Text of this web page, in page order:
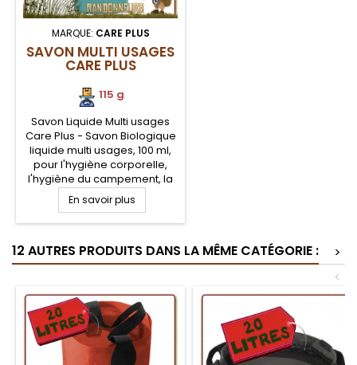
MARQUE: CARE PLUS
SAVON MULTI USAGES
CARE PLUS
115 g
Savon Liquide Multi usages
Care Plus - Savon Biologique
liquide multi usages, 100 ml,
pour l'hygiène corporelle,
l'hygiène du campement, la
lessive, la vaisselle, en eau
douce, comme en eau
saumâtre. Savon
Plus pour toutes applications
de lavage en voyage et
En savoir plus
12 AUTRES PRODUITS DANS LA MÊME CATÉGORIE :
>
<